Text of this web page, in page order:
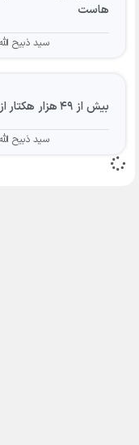
هاست
سید ذبیح
بیش از ۴۹ هزار هکتار از اراضی منطقه آزاد ماکو رفع تداخل شد
سید ذبیح